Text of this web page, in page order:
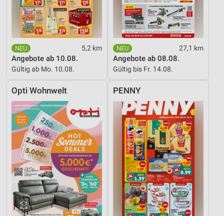
5,2 km
Angebote ab 10.08.
Gültig ab Mo. 10.08.
27,1 km
Angebote ab 08.08.
Gültig bis Fr. 14.08.
Opti Wohnwelt PENNY